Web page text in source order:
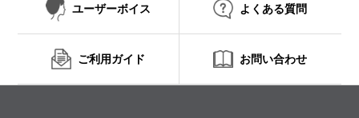
ユーザーボイス よくある質問
ご利用ガイド お問い合わせ